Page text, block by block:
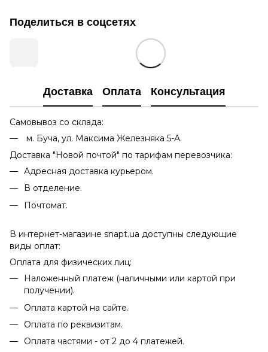
Поделиться в соцсетях
Доставка Оплата Консультация
Самовывоз со склада:
м. Буча, ул. Максима Железняка 5-А.
Доставка "Новой почтой" по тарифам перевозчика:
Адресная доставка курьером.
В отделение.
Почтомат.
В интернет-магазине snapt.ua доступны следующие
виды оплат:
Оплата для физических лиц:
Наложенный платеж (наличными или картой при
получении).
Оплата картой на сайте.
Оплата по реквизитам.
Оплата частями - от 2 до 4 платежей.